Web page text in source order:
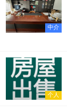
中介
个人